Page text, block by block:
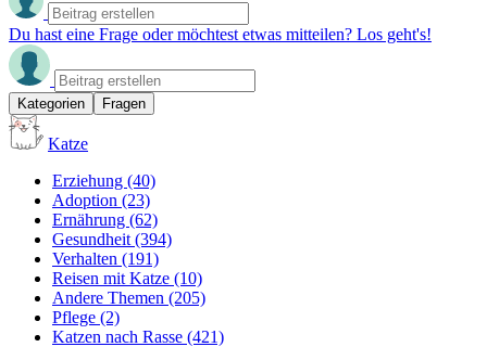
Du hast eine Frage oder möchtest etwas mitteilen? Los geht's!
Kategorien Fragen
Katze
Erziehung (40)
Adoption (23)
Ernährung (62)
Gesundheit (394)
Verhalten (191)
Reisen mit Katze (10)
Andere Themen (205)
Pflege (2)
Katzen nach Rasse (421)